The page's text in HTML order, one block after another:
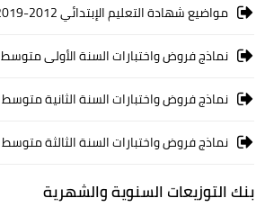
مواضيع شهادة التعليم الإبتدائي 2012-2019
نماذج فروض واختبارات السنة الأولى متوسط
نماذج فروض واختبارات السنة الثانية متوسط
نماذج فروض واختبارات السنة الثالثة متوسط
بنك التوزيعات السنوية والشهرية